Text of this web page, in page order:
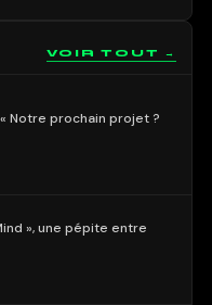
VOIR TOUT →
Notre prochain projet ?
», une pépite entre